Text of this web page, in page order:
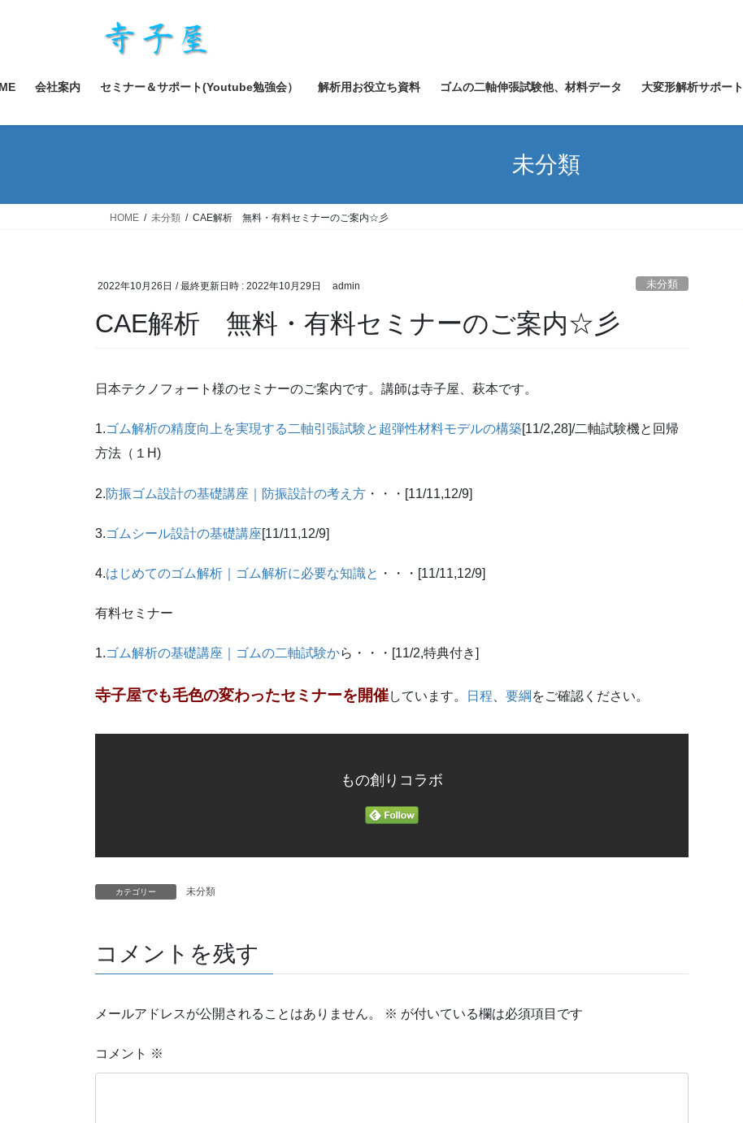
ツ
ス
シ
ン
会社案内 セミナー＆サポート(Youtube勉強会） 解析用お役立ち資料 ゴムの二軸伸張試験他、材料データ 大変形解析サポート
未分類
HOME 未分類 CAE解析 無料・有料セミナーのご案内☆彡
2022年10月26日 / 最終更新日時 : 2022年10月29日 admin 未分類
CAE解析 無料・有料セミナーのご案内☆彡
日本テクノフォート様のセミナーのご案内です。講師は寺子屋、萩本です。
1.ゴム解析の精度向上を実現する二軸引張試験と超弾性材料モデルの構築[11/2,28]/二軸試験機と回帰
方法（１H)
2.防振ゴム設計の基礎講座｜防振設計の考え方 ・・・[11/11,12/9]
3.ゴムシール設計の基礎講座[11/11,12/9]
4.はじめてのゴム解析｜ゴム解析に必要な知識と ・・・[11/11,12/9]
有料セミナー
1.ゴム解析の基礎講座｜ゴムの二軸試験から・・・[11/2,特典付き]
寺子屋でも毛色の変わったセミナーを開催しています。 日程、 要綱 をご確認ください。
もの創りコラボ
カテゴリー 未分類
コメントを残す
メールアドレスが公開されることはありません。 ※ が付いている欄は必須項目です
コメント ※